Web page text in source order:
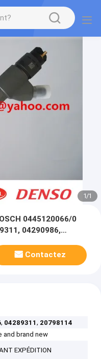
1/1
0445120066/0
04290986,
Contactez
, 04289311, 20798114
and brand new
EXPÉDITION